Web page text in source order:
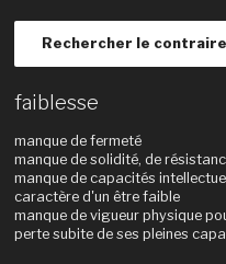
Rechercher le
faiblesse
manque de fermeté
manque de solidité, de
manque de capacités
caractère d'un être faible
manque de vigueur physique
perte subite de ses pleines